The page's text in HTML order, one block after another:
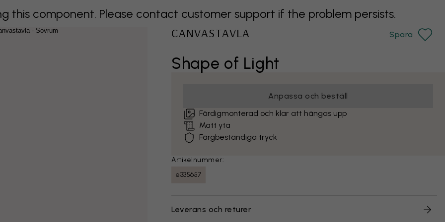
this component. Please contact customer support if the problem persists.
Shape of Light
CANVASTAVLA Spara
Anpassa och beställ
Färdigmonterad och klar att hängas upp
Matt yta
Färgbeständiga tryck
Artikelnummer:
e335657
Leverans och returer